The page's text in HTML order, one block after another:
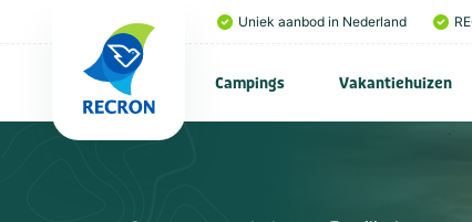
Uniek aanbod in Nederland
Campings Vakantiehuizen